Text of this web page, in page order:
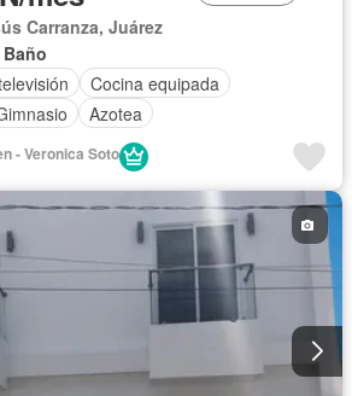
Carranza, Juárez
Baño
Cocina equipada
Azotea
- Veronica Soto